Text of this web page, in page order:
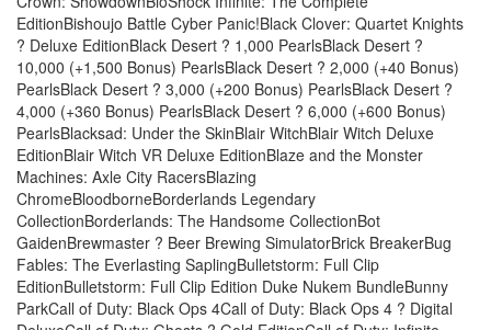
EditionBishoujo Battle Cyber Panic!Black Clover: Quartet Knights
? Deluxe EditionBlack Desert ? 1,000 PearlsBlack Desert ?
10,000 (+1,500 Bonus) PearlsBlack Desert ? 2,000 (+40 Bonus)
PearlsBlack Desert ? 3,000 (+200 Bonus) PearlsBlack Desert ?
4,000 (+360 Bonus) PearlsBlack Desert ? 6,000 (+600 Bonus)
PearlsBlacksad: Under the SkinBlair WitchBlair Witch Deluxe
EditionBlair Witch VR Deluxe EditionBlaze and the Monster
Machines: Axle City RacersBlazing
ChromeBloodborneBorderlands Legendary
CollectionBorderlands: The Handsome CollectionBot
GaidenBrewmaster ? Beer Brewing SimulatorBrick BreakerBug
Fables: The Everlasting SaplingBulletstorm: Full Clip
EditionBulletstorm: Full Clip Edition Duke Nukem BundleBunny
ParkCall of Duty: Black Ops 4Call of Duty: Black Ops 4 ? Digital